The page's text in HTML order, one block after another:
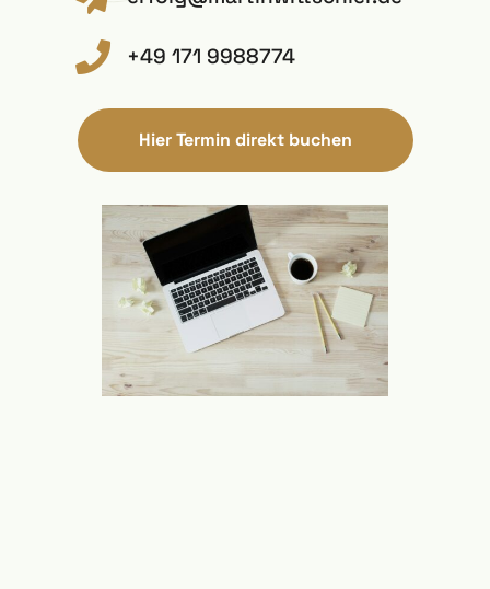
 +49 171 9988774
Hier Termin direkt buchen